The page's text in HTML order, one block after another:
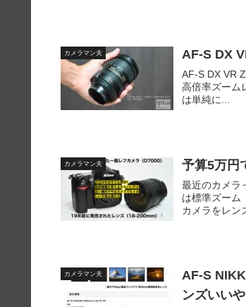
カメラマン夫 AF-S DX
AF-S DX VR
高倍率ズーム
は単純に...
カメラマン夫 予算5万円
最近のカメラ
は標準ズーム
カメラをレン
カメラマン夫
AF-S
ンズいいや